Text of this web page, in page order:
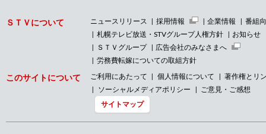
ＳＴＶについて ニュースリリース 採用情報 企業情報
番組
札幌テレビ放送・STVグループ人権方針
お知らせ
ＳＴＶグループ
広告会社のみなさまへ
労務費転嫁についての取組方針
このサイトについて ご利用にあたって 個人情報について
著作権とリ
ソーシャルメディアポリシー
ご意見・ご感想
サイトマップ